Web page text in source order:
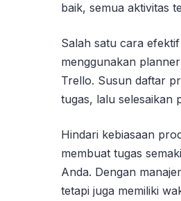
baik, semua aktivitas
Salah satu cara
menggunakan
Trello. Susun daftar
tugas, lalu selesaikan
Hindari kebiasaan
membuat tugas
Anda. Dengan
tetapi juga memiliki